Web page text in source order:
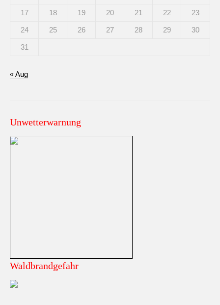
17 18 19 20 21 22 23
24 25 26 27 28 29 30
31
« Aug
Unwetterwarnung
Waldbrandgefahr